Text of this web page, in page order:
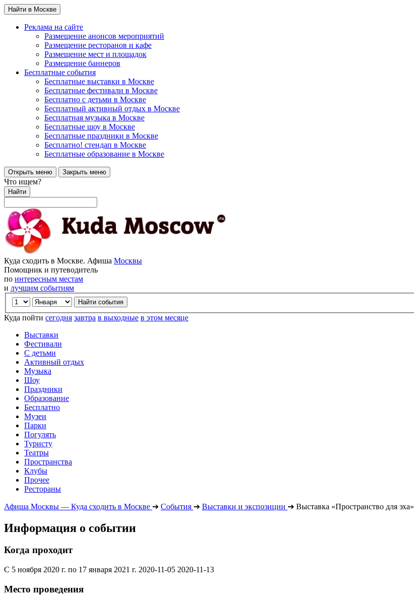
Найти в Москве
Реклама на сайте
Размещение анонсов мероприятий
Размещение ресторанов и кафе
Размещение мест и площадок
Размещение баннеров
Бесплатные события
Бесплатные выставки в Москве
Бесплатные фестивали в Москве
Бесплатно с детьми в Москве
Бесплатный активный отдых в Москве
Бесплатная музыка в Москве
Бесплатные шоу в Москве
Бесплатные праздники в Москве
Бесплатно! стендап в Москве
Бесплатные образование в Москве
Открыть меню Закрыть меню
Что ищем?
Найти
Куда сходить в Москве. Афиша Москвы
Помощник и путеводитель
по интересным местам
и лучшим событиям
Куда пойти сегодня завтра в выходные в этом месяце
Выставки
Фестивали
С детьми
Активный отдых
Музыка
Шоу
Праздники
Образование
Бесплатно
Музеи
Парки
Погулять
Туристу
Театры
Пространства
Клубы
Прочее
Рестораны
Афиша Москвы — Куда сходить в Москве ➔ События ➔ Выставки и экспозиции ➔ Выставка «Пространство для эха»
Информация о событии
Когда проходит
С 5 ноября 2020 г. по 17 января 2021 г. 2020-11-05 2020-11-13
Место проведения